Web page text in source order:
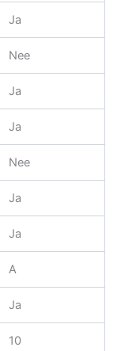
Ja
Nee
Ja
Ja
Nee
Ja
Ja
A
Ja
10